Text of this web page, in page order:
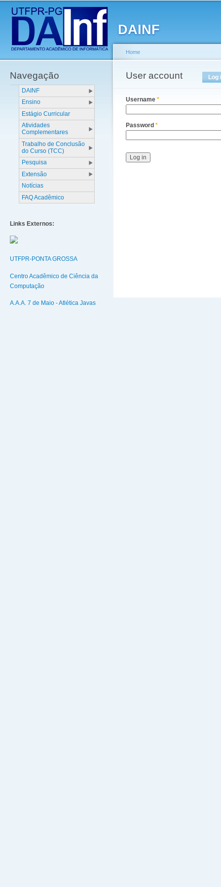
DAINF
Main menu
Navegação
DAINF
Ensino
Estágio Curricular
Atividades
Complementares
Trabalho de Conclusão
do Curso (TCC)
Pesquisa
Extensão
Notícias
FAQ Acadêmico
Links Externos:
UTFPR-PONTA GROSSA
Centro Acadêmico de Ciência da
Computação
A.A.A. 7 de Maio - Atlética Javas
You are here
Home
User account
Primary tabs Log
Username *
Password *